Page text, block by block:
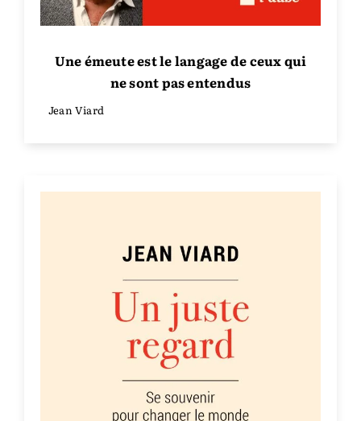
Une émeute est le langage de ceux qui
ne sont pas entendus
Jean Viard